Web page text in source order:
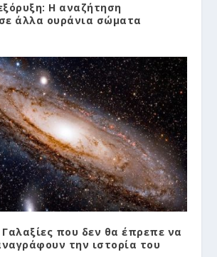
Η αναζήτηση
άλλα ουράνια σώματα
Γαλαξίες που δεν θα έπρεπε να
την ιστορία του